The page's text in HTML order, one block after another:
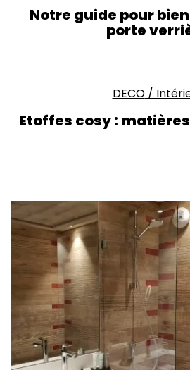
Notre guide pour
porte
DECO/
Etoffes cosy :